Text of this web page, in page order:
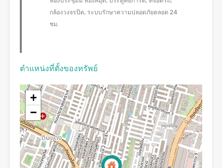
กล้องวงจรปิด, ระบบรักษาความปลอดภัยตลอด 24
ชม.
ตำแหน่งที่ตั้งของทรัพย์
+
−